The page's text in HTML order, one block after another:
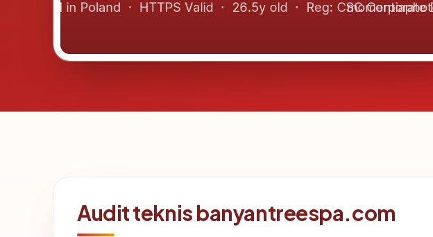
Audit teknis banyantreespa.com